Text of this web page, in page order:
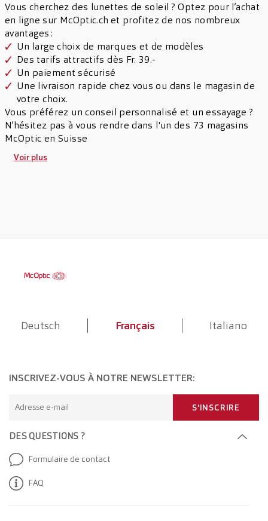
Voir plus
Vous cherchez des lunettes de soleil ? Optez pour l’achat
en ligne sur McOptic.ch et profitez de nos nombreux
avantages :
Un large choix de marques et de modèles
Des tarifs attractifs dès Fr. 39.-
Un paiement sécurisé
Une livraison rapide chez vous ou dans le magasin de
votre choix.
Vous préférez un conseil personnalisé et un essayage ?
N’hésitez pas à vous rendre dans l'un des 73 magasins
McOptic en Suisse
Deutsch Français Italiano
DES QUESTIONS ?
Formulaire de contact
FAQ
INSCRIVEZ-VOUS À NOTRE NEWSLETTER:
Adresse e-mail S'INSCRIRE